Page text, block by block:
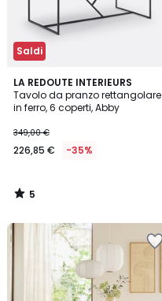
Saldi
LA REDOUTE INTERIEURS
Tavolo da pranzo rettangolare
in ferro, 6 coperti, Abby
349,00 €
226,85 € -35%
5
/
5
5
/